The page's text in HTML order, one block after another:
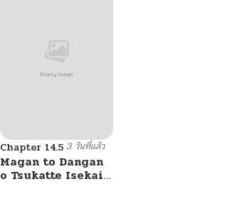
Chapter 14.5 3 วันที่แล้ว
Magan to Dangan
o Tsukatte Isekai